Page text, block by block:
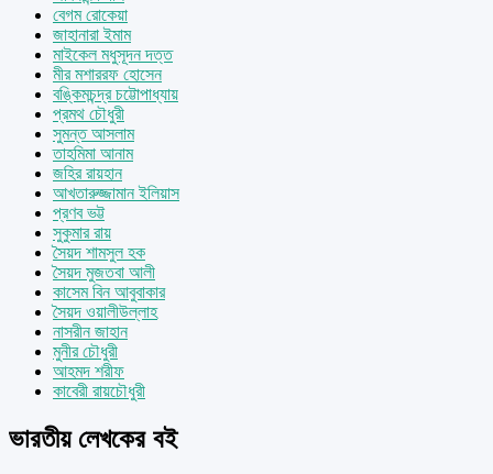
বেগম রোকেয়া
জাহানারা ইমাম
মাইকেল মধুসূদন দত্ত
মীর মশাররফ হোসেন
বঙ্কিমচন্দ্র চট্টোপাধ্যায়
প্রমথ চৌধুরী
সুমন্ত আসলাম
তাহমিমা আনাম
জহির রায়হান
আখতারুজ্জামান ইলিয়াস
প্রণব ভট্ট
সুকুমার রায়
সৈয়দ শামসুল হক
সৈয়দ মুজতবা আলী
কাসেম বিন আবুবাকার
সৈয়দ ওয়ালীউল্লাহ
নাসরীন জাহান
মুনীর চৌধুরী
আহমদ শরীফ
কাবেরী রায়চৌধুরী
ভারতীয় লেখকের বই